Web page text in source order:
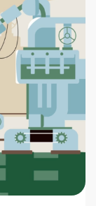
будут
года составят